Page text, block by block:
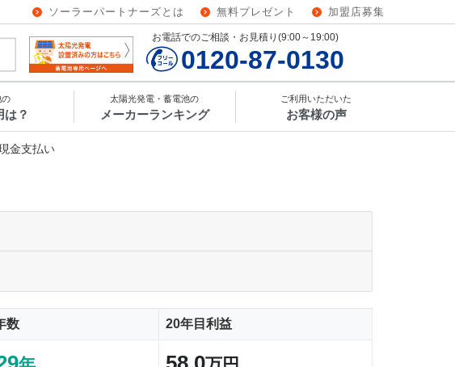
ソーラーパートナーズとは 無料プレゼント 加盟店募集
お電話でのご相談・お見積り(9:00～19:00)
0120-87-0130
の
は？
太陽光発電・蓄電池の
メーカーランキング
ご利用いただいた
お客様の声
金支払い
数 20年目利益